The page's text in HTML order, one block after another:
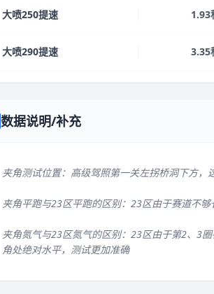
大喷250提速 1.93
大喷290提速 3.35
数据说明/补充
夹角测试位置：高级驾照第一关左拐桥洞下方
夹角平跑与23区平跑的区别：23区由于赛道不
夹角氮气与23区氮气的区别：23区由于第2、3
角处绝对水平，测试更加准确